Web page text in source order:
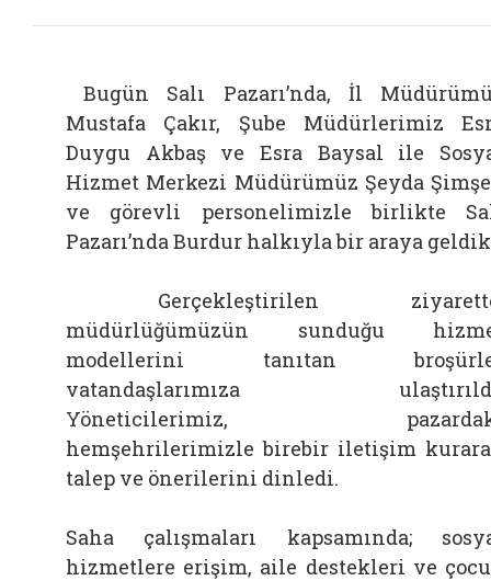
Bugün Salı Pazarı’nda, İl
Mustafa Çakır, Şube Müdürlerimiz
Duygu Akbaş ve Esra Baysal ile
Hizmet Merkezi Müdürümüz Şeyda
ve görevli personelimizle birlikte
Pazarı’nda Burdur halkıyla bir araya
Gerçekleştirilen
müdürlüğümüzün sunduğu
modellerini tanıtan
vatandaşlarımıza
Yöneticilerimiz,
hemşehrilerimizle birebir iletişim
talep ve önerilerini dinledi.
Saha çalışmaları kapsamında;
hizmetlere erişim, aile destekleri ve